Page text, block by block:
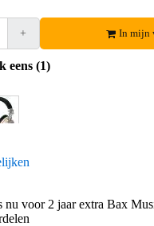
+ In mijn
eens (1)
nu voor 2 jaar extra Bax